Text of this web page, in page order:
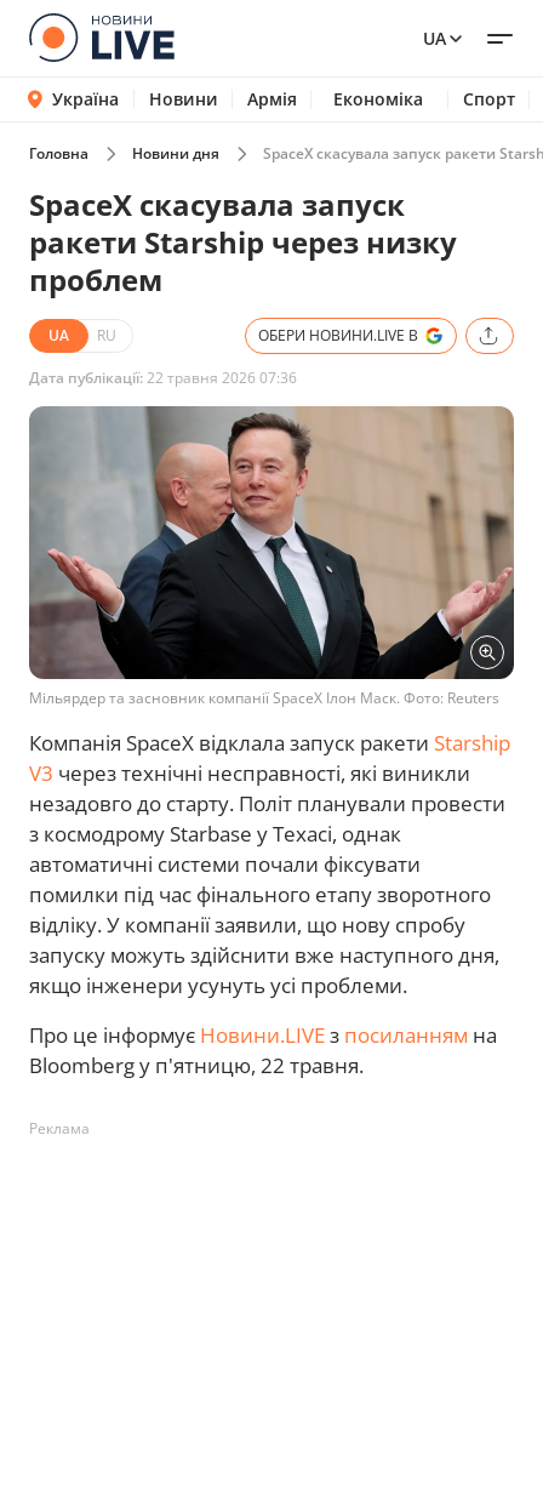
UA
Україна Новини Армія Економіка Спорт
Головна Новини дня SpaсeX скасувала запуск ракети
SpaсeX скасувала запуск
ракети Starship через низку
проблем
UA RU ОБЕРИ НОВИНИ.LIVE В
Дата публікації:22 травня 2026 07:36
Мільярдер та засновник компанії SpaceX Ілон Маск. Фото: Reuters
Компанія SpaceX відклала запуск ракети Starship
V3 через технічні несправності, які виникли
незадовго до старту. Політ планували провести
з космодрому Starbase у Техасі, однак
автоматичні системи почали фіксувати
помилки під час фінального етапу зворотного
відліку. У компанії заявили, що нову спробу
запуску можуть здійснити вже наступного дня,
якщо інженери усунуть усі проблеми.
Про це інформує Новини.LIVEз посиланням на
Bloomberg у п'ятницю, 22 травня.
Реклама